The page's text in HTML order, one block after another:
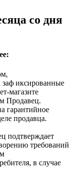
со дня
иксированные
магазите
Продавец.
гарантийное
продавца.
подтверждает
требований
в случае